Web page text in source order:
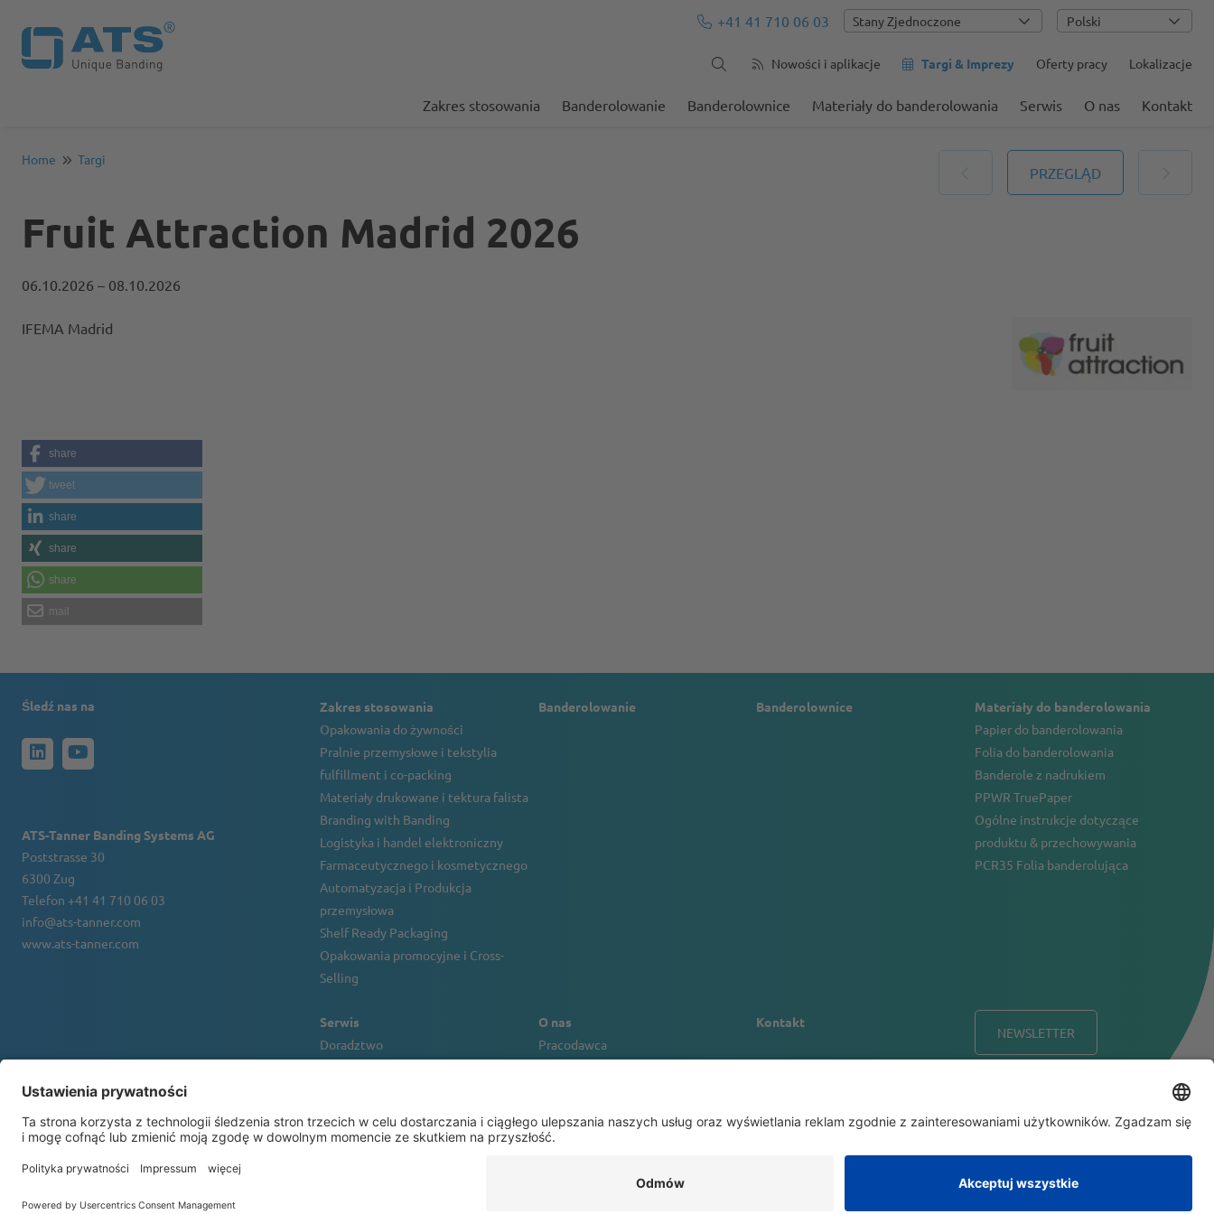
+41 41 710 06 03 Polski
Nowości i aplikacje Targi & Imprezy Oferty pracy Lokalizacje
Zakres stosowania Banderolowanie Banderolownice Materiały do banderolowania Serwis O nas Kontakt
Home Targi
PRZEGLĄD
Fruit Attraction Madrid 2026
06.10.2026 – 08.10.2026
IFEMA Madrid
share
tweet
share
share
share
mail
Śledź nas na
ATS-Tanner Banding Systems AG
Poststrasse 30
6300 Zug
Telefon +41 41 710 06 03
info@ats-tanner.com
www.ats-tanner.com
Zakres stosowania
Opakowania do żywności
Pralnie przemysłowe i tekstylia
fulfillment i co-packing
Materiały drukowane i tektura falista
Branding with Banding
Logistyka i handel elektroniczny
Farmaceutycznego i kosmetycznego
Automatyzacja i Produkcja
przemysłowa
Shelf Ready Packaging
Opakowania promocyjne i Cross-
Selling
Banderolowanie Banderolownice
Materiały do banderolowania
Papier do banderolowania
Folia do banderolowania
Banderole z nadrukiem
PPWR TruePaper
Ogólne instrukcje dotyczące
produktu & przechowywania
PCR35 Folia banderolująca
Serwis
Doradztwo
Solution Center
O nas
Pracodawca
Kontakt
NEWSLETTER
© 2026 ATS-Tanner Banding Systems AG